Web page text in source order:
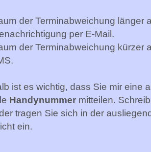
der Terminabweichung länger
per E-Mail.
der Terminabweichung kürzer
ist es wichtig, dass Sie mir eine
Handynummer mitteilen.
tragen Sie sich in der
ein.